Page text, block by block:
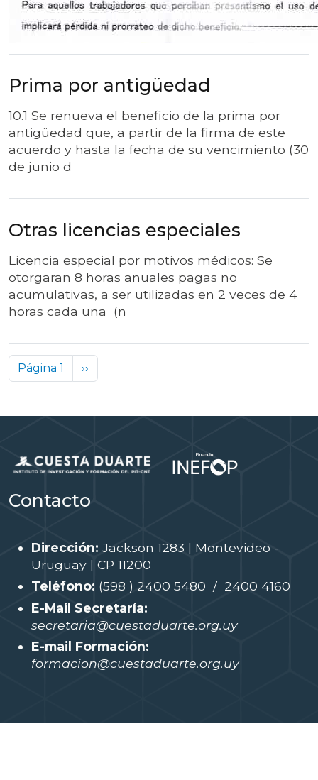
Prima por antigüedad
10.1 Se renueva el beneficio de la prima por
antigüedad que, a partir de la firma de este
acuerdo y hasta la fecha de su vencimiento (30
de junio d
Otras licencias especiales
Licencia especial por motivos médicos: Se
otorgaran 8 horas anuales pagas no
acumulativas, a ser utilizadas en 2 veces de 4
horas cada una (n
Paginación
Página 1 Siguiente página
››
Contacto
Dirección: Jackson 1283 | Montevideo -
Uruguay | CP 11200
Teléfono: (598 ) 2400 5480 / 2400 4160
E-Mail Secretaría:
secretaria@cuestaduarte.org.uy
E-mail Formación:
formacion@cuestaduarte.org.uy